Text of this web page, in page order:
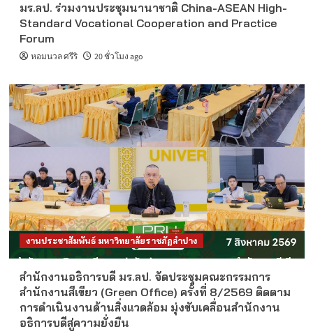
มร.ลป. ร่วมงานประชุมนานาชาติ China-ASEAN High-
Standard Vocational Cooperation and Practice
Forum
หอมนวล ศรีริ 20 ชั่วโมง ago
งานประชาสัมพันธ์ มหาวิทยาลัยราชภัฏลำปาง
สำนักงานอธิการบดี มร.ลป. จัดประชุมคณะกรรมการ
สำนักงานสีเขียว (Green Office) ครั้งที่ 8/2569 ติดตาม
การดำเนินงานด้านสิ่งแวดล้อม มุ่งขับเคลื่อนสำนักงาน
อธิการบดีสู่ความยั่งยืน